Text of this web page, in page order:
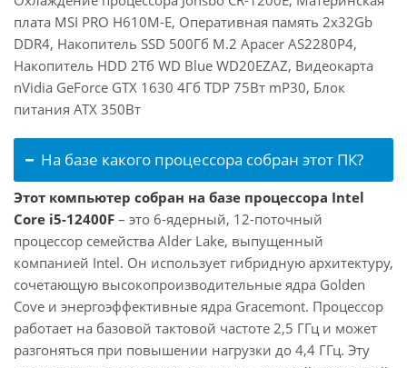
плата MSI PRO H610M-E, Оперативная память 2x32Gb
DDR4, Накопитель SSD 500Гб M.2 Apacer AS2280P4,
Накопитель HDD 2Тб WD Blue WD20EZAZ, Видеокарта
nVidia GeForce GTX 1630 4Гб TDP 75Вт mP30, Блок
питания ATX 350Вт
На базе какого процессора собран этот ПК?
Этот компьютер собран на базе процессора Intel
Core i5-12400F – это 6-ядерный, 12-поточный
процессор семейства Alder Lake, выпущенный
компанией Intel. Он использует гибридную архитектуру,
сочетающую высокопроизводительные ядра Golden
Cove и энергоэффективные ядра Gracemont. Процессор
работает на базовой тактовой частоте 2,5 ГГц и может
разгоняться при повышении нагрузки до 4,4 ГГц. Эту